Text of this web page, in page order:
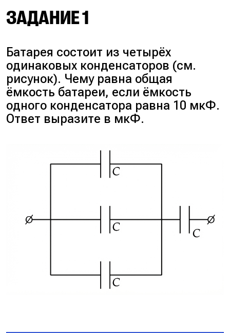
ЗАДАНИЕ 1
Батарея состоит из четырёх
одинаковых конденсаторов (см.
рисунок). Чему равна общая
ёмкость батареи, если ёмкость
одного конденсатора равна 10 мкФ.
Ответ выразите в мкФ.